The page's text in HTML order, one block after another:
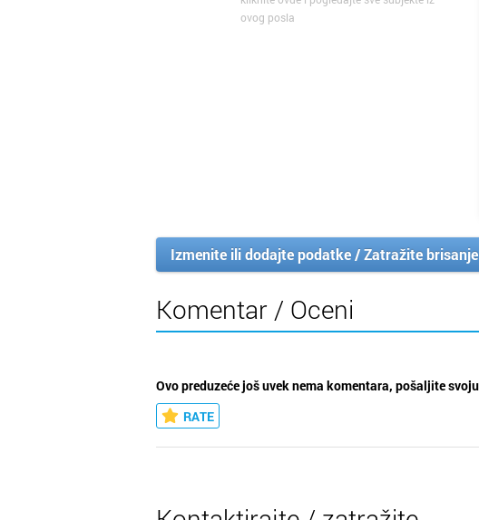
ovog posla
Izmenite ili dodajte podatke / Zatražite brisanje
Komentar / Oceni
Ovo preduzeće još uvek nema komentara, pošaljite
RATE